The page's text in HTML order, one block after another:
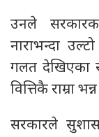
उनले
नाराभन्दा
गलत देखिएका र
वित्तिकै राम्रा
सरकारले